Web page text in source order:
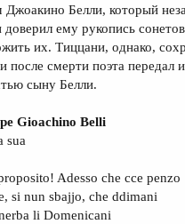
Джоакино Белли, который
доверил ему рукопись
их. Тиццани, однако,
после смерти поэта передал
сыну Белли.
Gioachino Belli
sua
Adesso che cce penzo
si nun sbajjo, che ddimani
li Domenicani